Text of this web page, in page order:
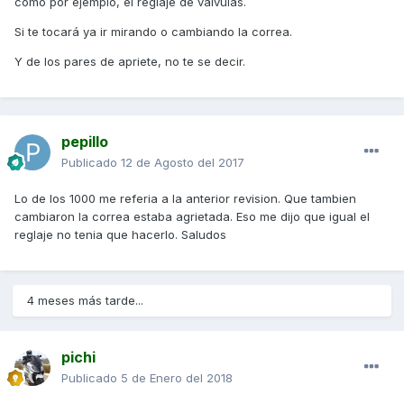
Si te tocará ya ir mirando o cambiando la correa.
Y de los pares de apriete, no te se decir.
pepillo
Publicado 12 de Agosto del 2017
Lo de los 1000 me referia a la anterior revision. Que tambien
cambiaron la correa estaba agrietada. Eso me dijo que igual el
reglaje no tenia que hacerlo. Saludos
4 meses más tarde...
pichi
Publicado 5 de Enero del 2018